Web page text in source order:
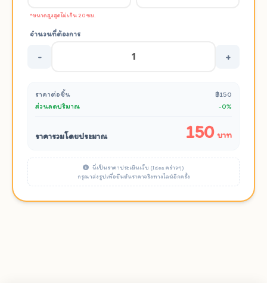
*ขนาดสูงสุดไม่เกิน 20 ซม.
จำนวนที่ต้องการ
- +
ราคาต่อชิ้น
฿150
ส่วนลดปริมาณ
-0%
ราคารวมโดยประมาณ 150 บาท
นี่เป็นราคาประเมินเว็บ (Idea คร่าวๆ)
กรุณาส่งรูปเพื่อยืนยันราคาจริงทางไลน์อีกครั้ง